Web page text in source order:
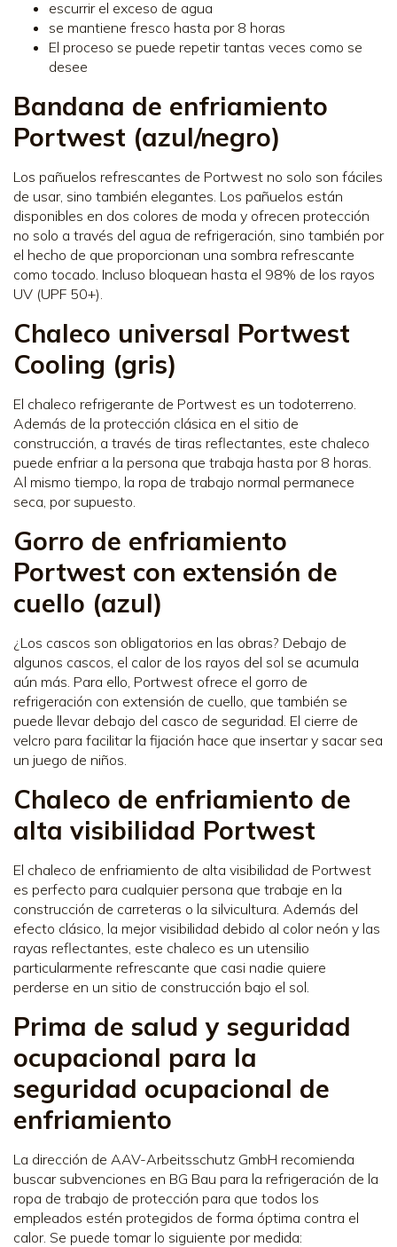
escurrir el exceso de agua
se mantiene fresco hasta por 8 horas
El proceso se puede repetir tantas veces como se
desee
Bandana de enfriamiento
Portwest (azul/negro)
Los pañuelos refrescantes de Portwest no solo son fáciles
de usar, sino también elegantes. Los pañuelos están
disponibles en dos colores de moda y ofrecen protección
no solo a través del agua de refrigeración, sino también por
el hecho de que proporcionan una sombra refrescante
como tocado. Incluso bloquean hasta el 98% de los rayos
UV (UPF 50+).
Chaleco universal Portwest
Cooling (gris)
El chaleco refrigerante de Portwest es un todoterreno.
Además de la protección clásica en el sitio de
construcción, a través de tiras reflectantes, este chaleco
puede enfriar a la persona que trabaja hasta por 8 horas.
Al mismo tiempo, la ropa de trabajo normal permanece
seca, por supuesto.
Gorro de enfriamiento
Portwest con extensión de
cuello (azul)
¿Los cascos son obligatorios en las obras? Debajo de
algunos cascos, el calor de los rayos del sol se acumula
aún más. Para ello, Portwest ofrece el gorro de
refrigeración con extensión de cuello, que también se
puede llevar debajo del casco de seguridad. El cierre de
velcro para facilitar la fijación hace que insertar y sacar sea
un juego de niños.
Chaleco de enfriamiento de
alta visibilidad Portwest
El chaleco de enfriamiento de alta visibilidad de Portwest
es perfecto para cualquier persona que trabaje en la
construcción de carreteras o la silvicultura. Además del
efecto clásico, la mejor visibilidad debido al color neón y las
rayas reflectantes, este chaleco es un utensilio
particularmente refrescante que casi nadie quiere
perderse en un sitio de construcción bajo el sol.
Prima de salud y seguridad
ocupacional para la
seguridad ocupacional de
enfriamiento
La dirección de AAV-Arbeitsschutz GmbH recomienda
buscar subvenciones en BG Bau para la refrigeración de la
ropa de trabajo de protección para que todos los
empleados estén protegidos de forma óptima contra el
calor. Se puede tomar lo siguiente por medida: